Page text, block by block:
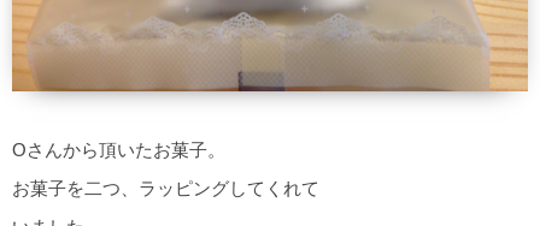
Oさんから頂いたお菓子。
お菓子を二つ、ラッピングしてくれて